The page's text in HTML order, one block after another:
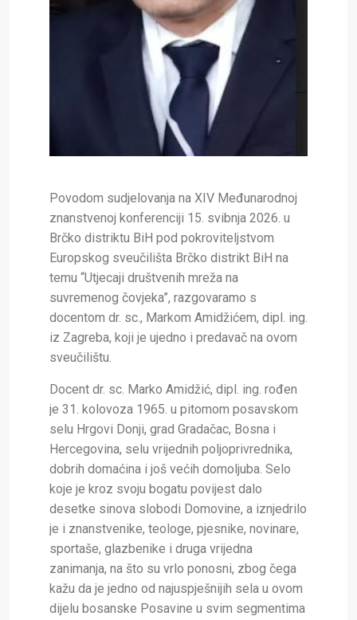
Povodom sudjelovanja na XIV Međunarodnoj
znanstvenoj konferenciji 15. svibnja 2026. u
Brčko distriktu BiH pod pokroviteljstvom
Europskog sveučilišta Brčko distrikt BiH na
temu “Utjecaji društvenih mreža na
suvremenog čovjeka”, razgovaramo s
docentom dr. sc., Markom Amidžićem, dipl. ing.
iz Zagreba, koji je ujedno i predavač na ovom
sveučilištu.
Docent dr. sc. Marko Amidžić, dipl. ing. rođen
je 31. kolovoza 1965. u pitomom posavskom
selu Hrgovi Donji, grad Gradačac, Bosna i
Hercegovina, selu vrijednih poljoprivrednika,
dobrih domaćina i još većih domoljuba. Selo
koje je kroz svoju bogatu povijest dalo
desetke sinova slobodi Domovine, a iznjedrilo
je i znanstvenike, teologe, pjesnike, novinare,
sportaše, glazbenike i druga vrijedna
zanimanja, na što su vrlo ponosni, zbog čega
kažu da je jedno od najuspješnijih sela u ovom
dijelu bosanske Posavine u svim segmentima